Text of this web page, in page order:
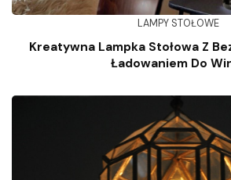
LAMPY STOŁOWE
Kreatywna Lampka Stołowa Z
Ładowaniem Do